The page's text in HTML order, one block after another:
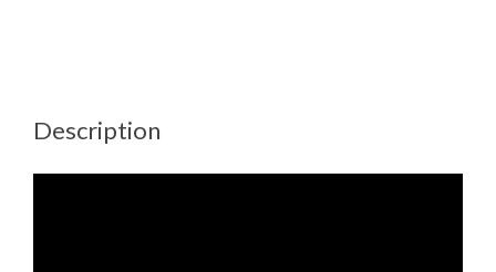
Description